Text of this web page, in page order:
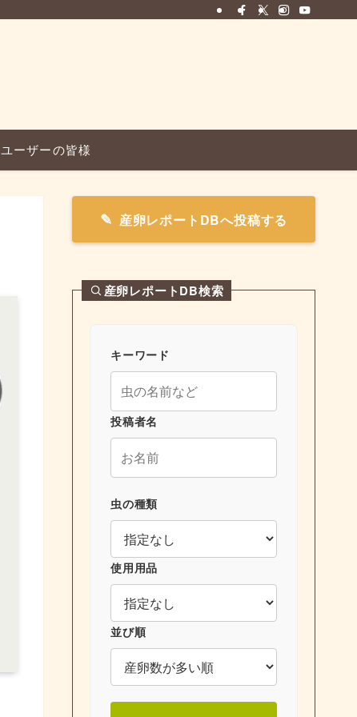
ユーザーの皆様
産卵レポートDBへ投稿する
産卵レポートDB検索
キーワード
投稿者名
虫の種類
使用用品
並び順